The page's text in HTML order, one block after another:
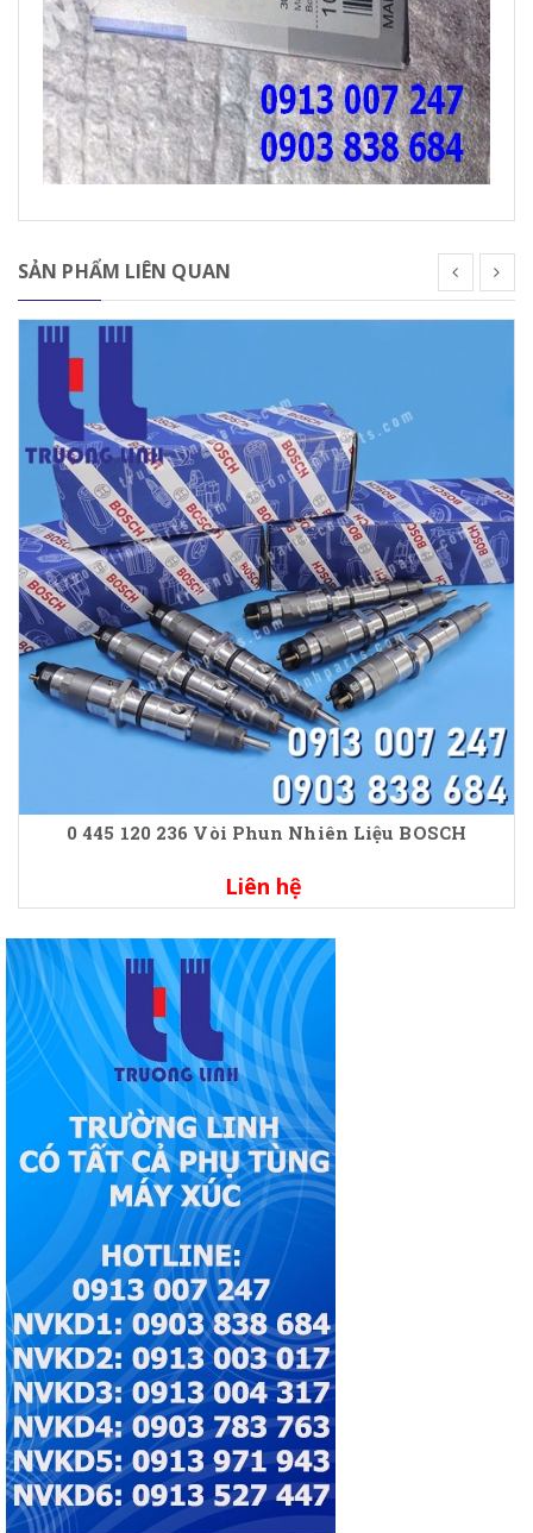
SẢN PHẨM LIÊN QUAN
0 445 120 236 Vòi Phun Nhiên Liệu BOSCH
Liên hệ